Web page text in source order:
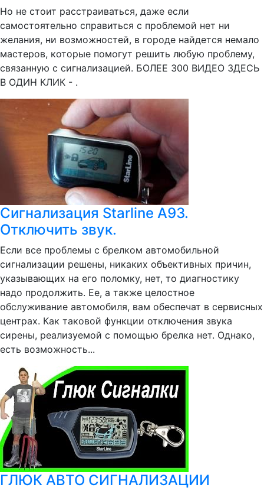
Но не стоит расстраиваться, даже если
самостоятельно справиться с проблемой нет ни
желания, ни возможностей, в городе найдется немало
мастеров, которые помогут решить любую проблему,
связанную с сигнализацией. БОЛЕЕ 300 ВИДЕО ЗДЕСЬ
В ОДИН КЛИК - .
Сигнализация Starline A93.
Отключить звук.
Если все проблемы с брелком автомобильной
сигнализации решены, никаких объективных причин,
указывающих на его поломку, нет, то диагностику
надо продолжить. Ее, а также целостное
обслуживание автомобиля, вам обеспечат в сервисных
центрах. Как таковой функции отключения звука
сирены, реализуемой с помощью брелка нет. Однако,
есть возможность...
ГЛЮК АВТО СИГНАЛИЗАЦИИ